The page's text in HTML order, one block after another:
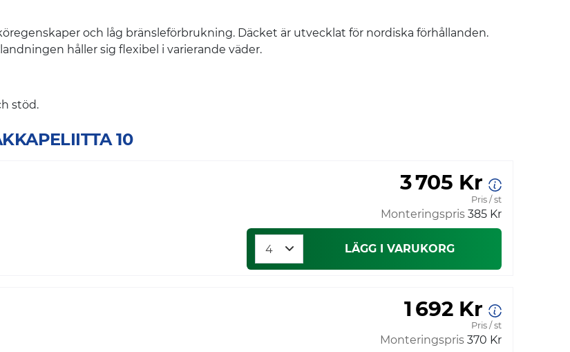
och låg bränsleförbrukning. Däcket är utvecklat för nordiska förhållanden.
håller sig flexibel i varierande väder.
stöd.
10
3 705 Kr
Pris / st
Monteringspris 385 Kr
LÄGG I VARUKORG
1 692 Kr
Pris / st
Monteringspris 370 Kr